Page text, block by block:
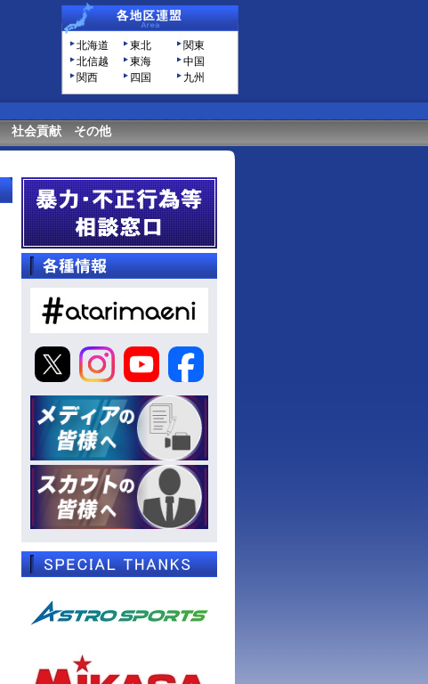
北海道 東北
関東
北信越
東海
中国
関西
四国 九州
社会貢献 その他